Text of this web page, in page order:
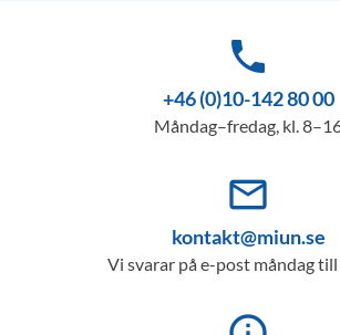
phone
+46 (0)10-142 80 00
Måndag–fredag, kl.
mail_outline
kontakt@miun.se
Vi svarar på e-post måndag